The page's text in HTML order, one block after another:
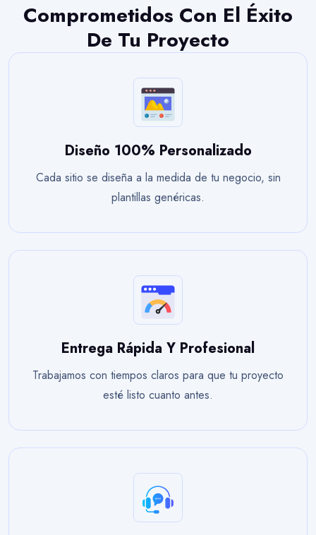
Comprometidos Con El Éxito
De Tu Proyecto
Diseño 100% Personalizado
Cada sitio se diseña a la medida de tu negocio, sin
plantillas genéricas.
Entrega Rápida Y Profesional
Trabajamos con tiempos claros para que tu proyecto
esté listo cuanto antes.